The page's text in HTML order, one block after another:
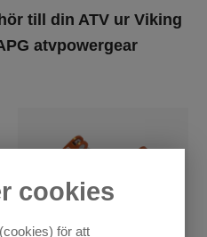
cookies
för att
till din ATV ur Viking
atvpowergear